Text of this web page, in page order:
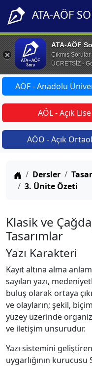
ATA-AÖF
ATA-AÖF
Çıkmış
ÜCRETSİZ -
AÖF - Anadolu
AÖL - Açık Lise
AÖO - Açık
Anasayfa
Dersler
3. Ünite Özeti
Klasik ve
Tasarımlar
Yazı Karakteri
Kayıt altına alma
sayılan yazı,
buluş olarak ortaya
ve olayların; şekil,
yüzey üzerinde
ve iletişim unsurudur.
Yazı sistemini
uygarlığının kurucusu